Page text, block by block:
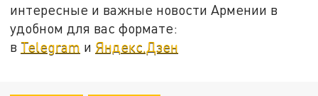
интересные и важные новости Армении в
удобном для вас формате:
в Telegram и Яндекс.Дзен